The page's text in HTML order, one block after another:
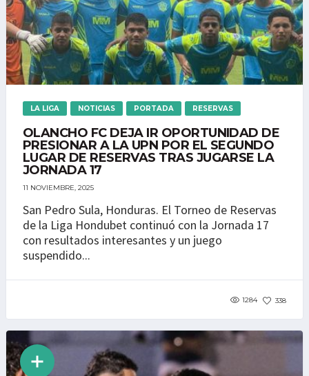
LA LIGA NOTICIAS PORTADA RESERVAS
OLANCHO FC DEJA IR OPORTUNIDAD DE
PRESIONAR A LA UPN POR EL SEGUNDO
LUGAR DE RESERVAS TRAS JUGARSE LA
JORNADA 17
11 NOVIEMBRE, 2025
San Pedro Sula, Honduras. El Torneo de Reservas
de la Liga Hondubet continuó con la Jornada 17
con resultados interesantes y un juego
suspendido...
1284 338